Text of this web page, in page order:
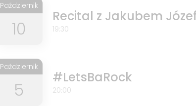
Październik
10
Recital z Jakubem
19:30
Październik
5
#LetsBaRock
20:00